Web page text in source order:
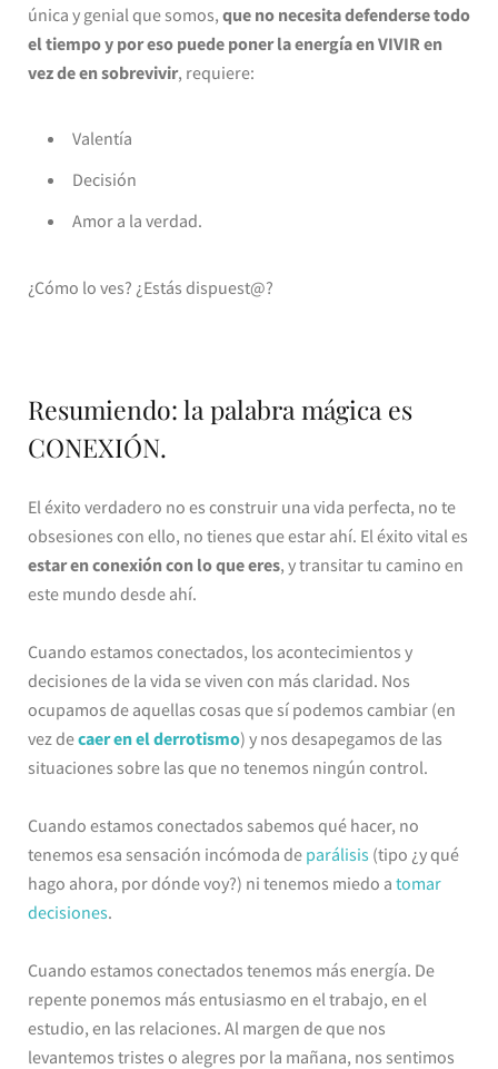
única y genial que somos, que no necesita defenderse todo
el tiempo y por eso puede poner la energía en VIVIR en
vez de en sobrevivir, requiere:
Valentía
Decisión
Amor a la verdad.
¿Cómo lo ves? ¿Estás dispuest@?
Resumiendo: la palabra mágica es
CONEXIÓN.
El éxito verdadero no es construir una vida perfecta, no te
obsesiones con ello, no tienes que estar ahí. El éxito vital es
estar en conexión con lo que eres, y transitar tu camino en
este mundo desde ahí.
Cuando estamos conectados, los acontecimientos y
decisiones de la vida se viven con más claridad. Nos
ocupamos de aquellas cosas que sí podemos cambiar (en
vez decaer en el derrotismo) y nos desapegamos de las
situaciones sobre las que no tenemos ningún control.
Cuando estamos conectados sabemos qué hacer, no
tenemos esa sensación incómoda de parálisis (tipo ¿y qué
hago ahora, por dónde voy?) ni tenemos miedo a tomar
decisiones.
Cuando estamos conectados tenemos más energía. De
repente ponemos más entusiasmo en el trabajo, en el
estudio, en las relaciones. Al margen de que nos
levantemos tristes o alegres por la mañana, nos sentimos